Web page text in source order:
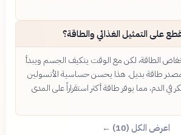
على التمثيل الغذائي والطاقة؟
الطاقة، لكن مع الوقت يتكيف الجسم ويبدأ
طاقة بديل. هذا يحسن حساسية الأنسولين
الدم، مما يوفر طاقة أكثر استقراراً على المدى
اعرض الكل (10) ←